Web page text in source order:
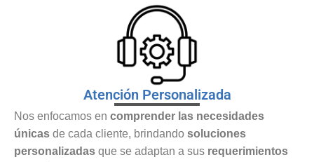
Atención Personalizada
Nos enfocamos en comprender las necesidades
únicas de cada cliente, brindando soluciones
personalizadas que se adaptan a sus requerimientos